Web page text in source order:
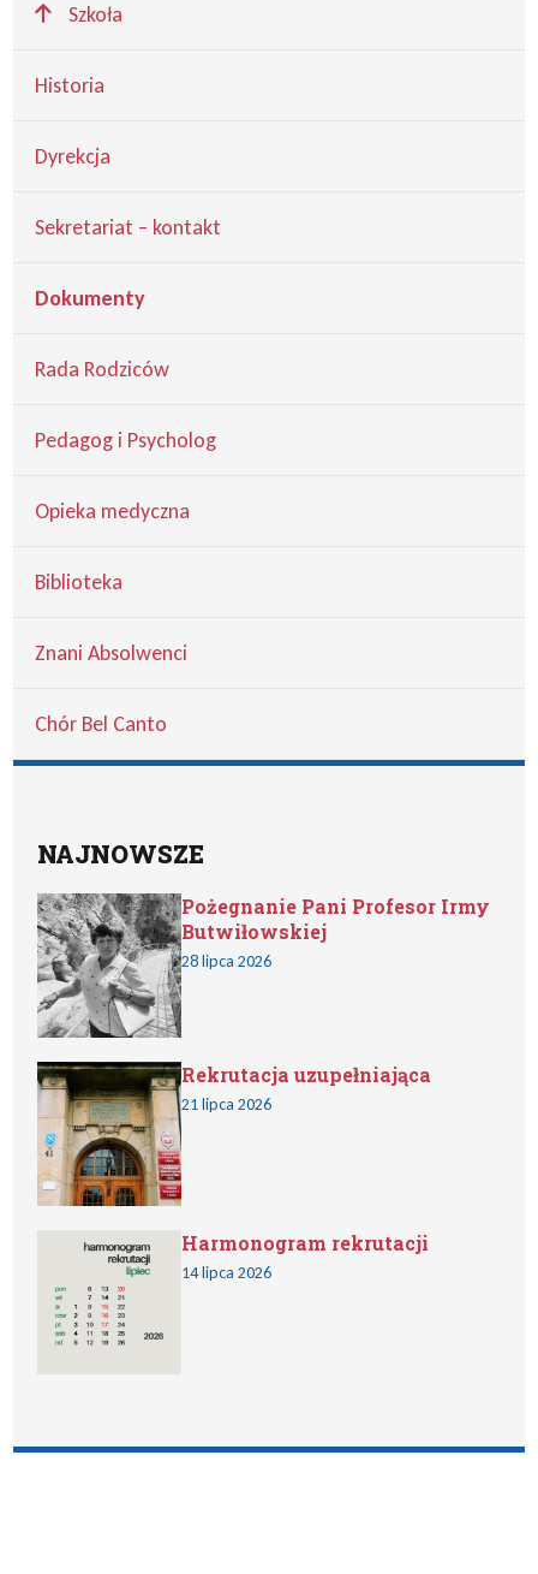
Wyżej
Szkoła
Historia
Dyrekcja
Sekretariat – kontakt
Dokumenty
Rada Rodziców
Pedagog i Psycholog
Opieka medyczna
Biblioteka
Znani Absolwenci
Chór Bel Canto
NAJNOWSZE
Pożegnanie Pani Profesor Irmy
Butwiłowskiej
28 lipca 2026
Rekrutacja uzupełniająca
21 lipca 2026
Harmonogram rekrutacji
14 lipca 2026